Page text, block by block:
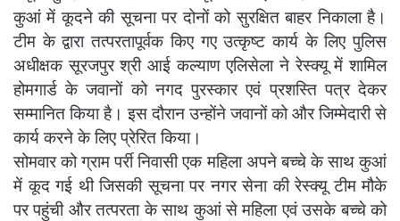
कुआं में कूदने की सूचना पर दोनों को सुरक्षित बाहर निकाला है।
टीम के द्वारा तत्परतापूर्वक किए गए उत्कृष्ट कार्य के लिए पुलिस
अधीक्षक सूरजपुर श्री आई कल्याण एलिसेला ने रेस्क्यू में शामिल
होमगार्ड के जवानों को नगद पुरस्कार एवं प्रशस्ति पत्र देकर
सम्मानित किया है। इस दौरान उन्होंने जवानों को और जिम्मेदारी से
कार्य करने के लिए प्रेरित किया।
सोमवार को ग्राम पर्री निवासी एक महिला अपने बच्चे के साथ कुआं
में कूद गई थी जिसकी सूचना पर नगर सेना की रेस्क्यू टीम मौके
पर पहुंची और तत्परता के साथ कुआं से महिला एवं उसके बच्चे को